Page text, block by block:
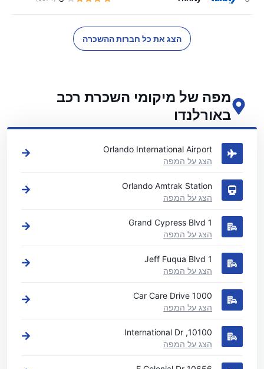
הצג את כל חברות ההשכרה
מפה של מיקומי השכרת רכב
באורלנדו
ראה את מיקומי השכרת הרכב העיקריים שלנו באורלנדו
Orlando International Airport
הצג על המפה
Orlando Amtrak Station‎
הצג על המפה
1 Grand Cypress Blvd
הצג על המפה
1 Jeff Fuqua Blvd
הצג על המפה
1000 Car Care Drive
הצג על המפה
10100, International Dr
הצג על המפה